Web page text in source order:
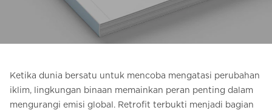
Pesan Digital HomeKit
Minta perkiraan harga
Pendaftaran buletin
FAQ
Ketika dunia bersatu untuk mencoba mengatasi perubahan
iklim, lingkungan binaan memainkan peran penting dalam
mengurangi emisi global. Retrofit terbukti menjadi bagian